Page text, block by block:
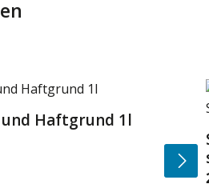
und Haftgrund 1l